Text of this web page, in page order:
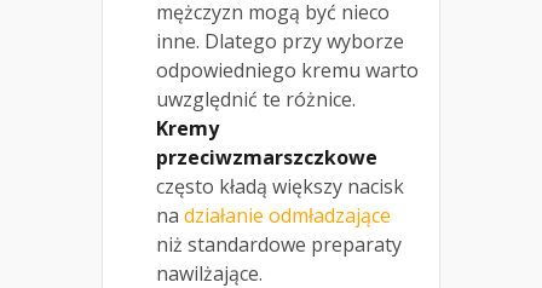
mężczyzn mogą być nieco
inne. Dlatego przy wyborze
odpowiedniego kremu warto
uwzględnić te różnice.
Kremy
przeciwzmarszczkowe
często kładą większy nacisk
na działanie odmładzające
niż standardowe preparaty
nawilżające.